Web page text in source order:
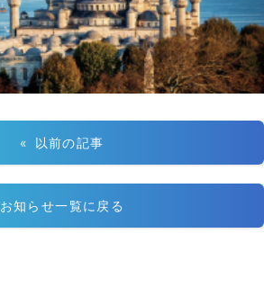
« 以前の記事
お知らせ一覧に戻る